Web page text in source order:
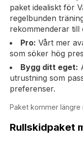
paket idealiskt för
regelbunden
rekommenderar till
Pro: Vårt mer
som söker hög
Bygg ditt eget:
utrustning som
preferenser.
Paket kommer längre
Rullskidpaket